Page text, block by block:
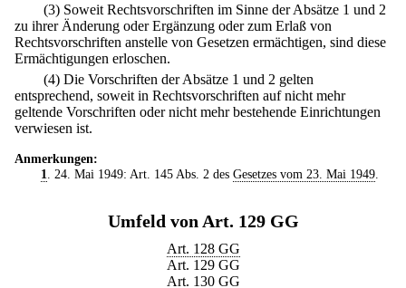
(3) Soweit Rechtsvorschriften im Sinne der Absätze 1 und 2
zu ihrer Änderung oder Ergänzung oder zum Erlaß von
Rechtsvorschriften anstelle von Gesetzen ermächtigen, sind diese
Ermächtigungen erloschen.
(4) Die Vorschriften der Absätze 1 und 2 gelten
entsprechend, soweit in Rechtsvorschriften auf nicht mehr
geltende Vorschriften oder nicht mehr bestehende Einrichtungen
verwiesen ist.
Anmerkungen:
1
. 24. Mai 1949: Art. 145 Abs. 2 des Gesetzes vom 23. Mai 1949.
Umfeld von Art. 129 GG
Art. 128 GG
Art. 129 GG
Art. 130 GG